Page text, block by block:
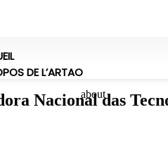
DE L’ARTAO
Nacional das